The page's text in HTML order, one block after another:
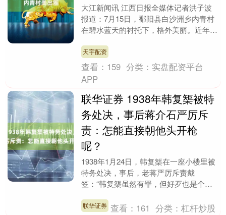
大江新闻讯 江西日报全媒体记者洪子波
报道：7月15日，鄱阳县白沙洲乡内青村
在碧水蓝天的衬托下，格外美丽。近年
乡村旅游赛道，培....
天宇配资
查看： 159 分类： 实盘配资平台
APP
联华证券 1938年韩复榘被特
务处决，事后蒋介石严厉斥
责：怎能直接朝他头开枪
呢？
1938年1月24日，韩复榘在一座小楼里被
特务处决，事后，老蒋严厉斥责戴
笠：“韩复榘虽然有罪，但好歹也是个二
你们怎么能直接朝....
联华证券 查看： 161 分类：杠杆炒股